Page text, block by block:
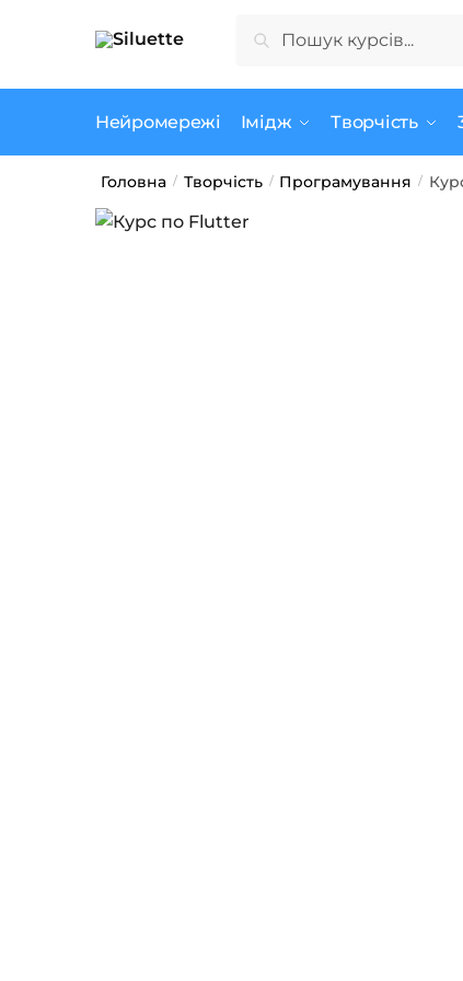
Шукати
Нейромережі Імідж Творчість
Головна / Творчість / Програмування /